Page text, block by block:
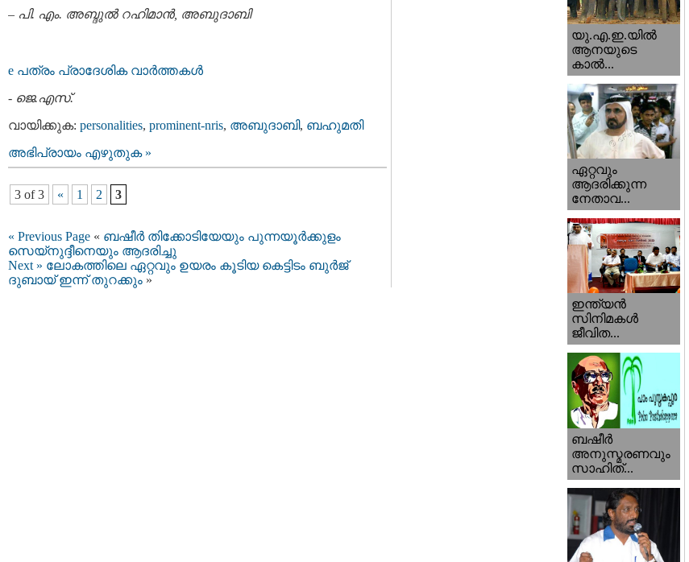
– പി. എം. അബ്ദുല്‍ റഹിമാന്‍, അബുദാബി
e പത്രം പ്രാദേശിക വാര്‍ത്തകള്‍
- ജെ.എസ്.
വായിക്കുക: personalities, prominent-nris, അബുദാബി, ബഹുമതി
അഭിപ്രായം എഴുതുക »
3 of 3 « 1 2 3
« Previous Page « ബഷീര്‍ തിക്കോടിയേയും പുന്നയൂര്‍ക്കുളം
സെയ്‌നുദ്ദീനെയും ആദരിച്ചു
Next » ലോകത്തിലെ ഏറ്റവും ഉയരം കൂടിയ കെട്ടിടം ബുര്‍ജ്
ദുബായ് ഇന്ന് തുറക്കും »
യു.എ.ഇ.യില്‍
ആനയുടെ
കാല്‍...
ഏറ്റവും
ആദരിക്കുന്ന
നേതാവ...
ഇന്ത്യന്‍
സിനിമകള്‍
ജീവിത...
ബഷീര്‍
അനുസ്മരണവും
സാഹിത്...